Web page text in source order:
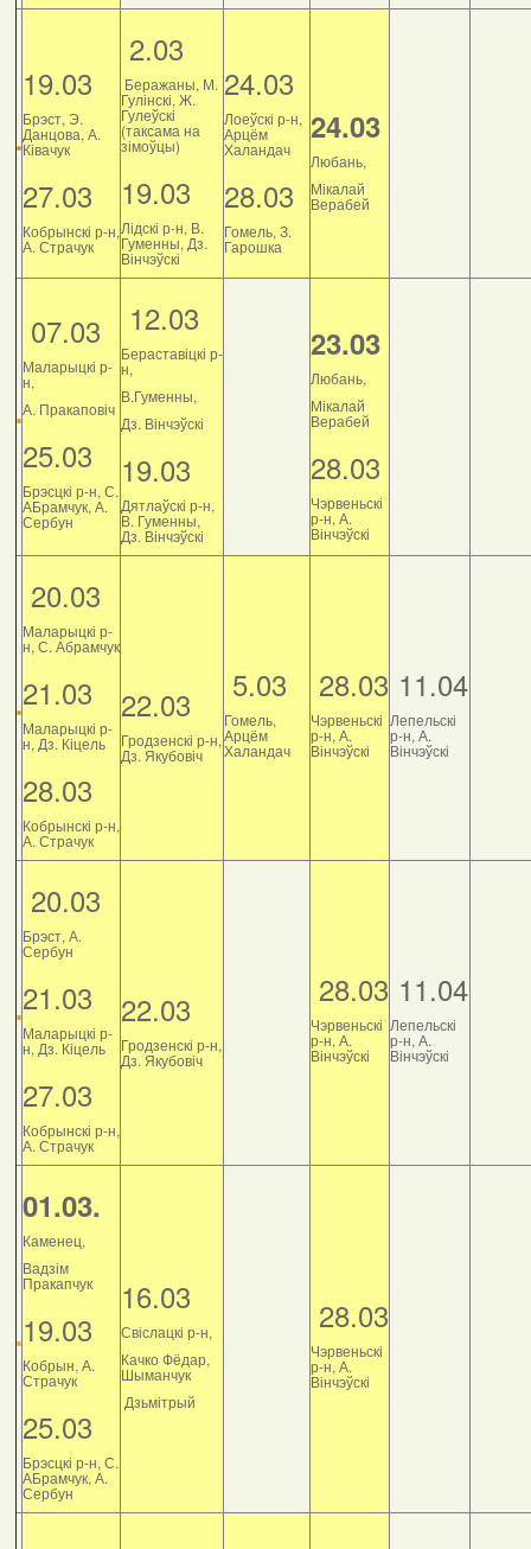
19.03
Брэст, Э.
Данцова, А.
Ківачук
27.03
Кобрынскі р-н,
А. Страчук
2.03
Беражаны, М.
Гулінскі, Ж.
Гулеўскі
(таксама на
зімоўцы)
19.03
Лідскі р-н, В.
Гуменны, Дз.
Вінчэўскі
24.03
Лоеўскі р-н,
Арцём
Халандач
28.03
Гомель, З.
Гарошка
24.03
Любань,
Мікалай
Верабей
07.03
Маларыцкі р-
н,
А. Пракаповіч
25.03
Брэсцкі р-н, С.
АБрамчук, А.
Сербун
12.03
Бераставіцкі р-
н,
В.Гуменны,
Дз. Вінчэўскі
19.03
Дятлаўскі р-н,
В. Гуменны,
Дз. Вінчэўскі
23.03
Любань,
Мікалай
Верабей
28.03
Чэрвеньскі
р-н, А.
Вінчэўскі
20.03
Маларыцкі р-
н, С. Абрамчук
21.03
Маларыцкі р-
н, Дз. Кіцель
28.03
Кобрынскі р-н,
А. Страчук
22.03
Гродзенскі р-н,
Дз. Якубовіч
5.03
Гомель,
Арцём
Халандач
28.03
Чэрвеньскі
р-н, А.
Вінчэўскі
11.04
Лепельскі
р-н, А.
Вінчэўскі
20.03
Брэст, А.
Сербун
21.03
Маларыцкі р-
н, Дз. Кіцель
27.03
Кобрынскі р-н,
А. Страчук
22.03
Гродзенскі р-н,
Дз. Якубовіч
28.03
Чэрвеньскі
р-н, А.
Вінчэўскі
11.04
Лепельскі
р-н, А.
Вінчэўскі
01.03.
Каменец,
Вадзім
Пракапчук
19.03
Кобрын, А.
Страчук
25.03
Брэсцкі р-н, С.
АБрамчук, А.
Сербун
16.03
Свіслацкі р-н,
Качко Фёдар,
Шыманчук
Дзьмітрый
28.03
Чэрвеньскі
р-н, А.
Вінчэўскі